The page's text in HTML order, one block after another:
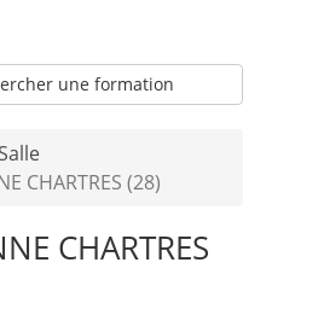
une formation
Salle
CHARTRES (28)
CHARTRES